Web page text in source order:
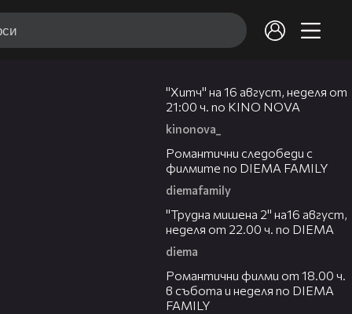
"Хитч" на 16 август, неделя от
21:00 ч. по KINO NOVA
kinonova_
Романтични следобеди с
филмите по DIEMA FAMILY
diemafamily
"Трудна мишена 2" на16 август,
неделя от 22.00 ч. по DIEMA
diema
Романтични филми от 18.00 ч.
в събота и неделя по DIEMA
FAMILY